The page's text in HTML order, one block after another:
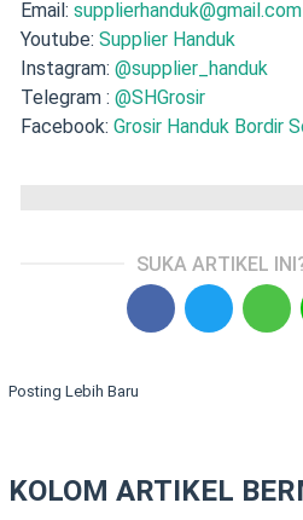
Email: supplierhanduk@gmail.com
Youtube: Supplier Handuk
Instagram: @supplier_handuk
Telegram : @SHGrosir
Facebook: Grosir Handuk Bordir
SUKA ARTIKEL
Posting Lebih Baru
KOLOM ARTIKEL